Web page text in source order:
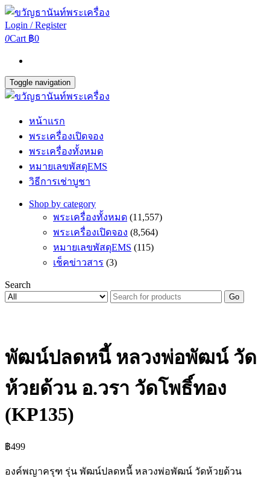
Login / Register
0Cart ฿0
Toggle navigation
หน้าแรก
พระเครื่องเปิดจอง
พระเครื่องทั้งหมด
หมายเลขพัสดุEMS
วิธีการเช่าบูชา
Shop by category
พระเครื่องทั้งหมด (11,557)
พระเครื่องเปิดจอง (8,564)
หมายเลขพัสดุEMS (115)
เช็คข่าวสาร (3)
Search
Go
พัฒน์ปลดหนี้ หลวงพ่อพัฒน์ วัด
ห้วยด้วน อ.วรา วัดโพธิ์ทอง
(KP135)
฿499
องค์พญาครุฑ รุ่น พัฒน์ปลดหนี้ หลวงพ่อพัฒน์ วัดห้วยด้วน